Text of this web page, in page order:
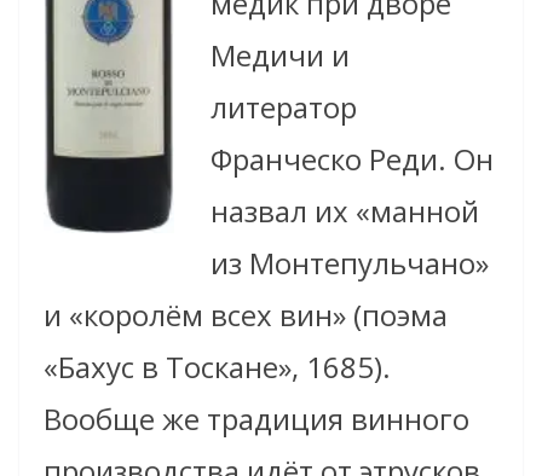
Медичи и
литератор
Франческо Реди. Он
назвал их «манной
из Монтепульчано»
и «королём всех вин» (поэма
«Бахус в Тоскане», 1685).
Вообще же традиция винного